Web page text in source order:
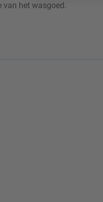
van het wasgoed.